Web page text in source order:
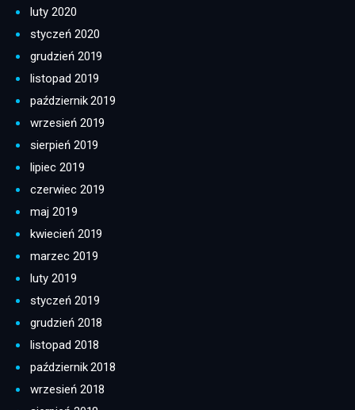
luty 2020
styczeń 2020
grudzień 2019
listopad 2019
październik 2019
wrzesień 2019
sierpień 2019
lipiec 2019
czerwiec 2019
maj 2019
kwiecień 2019
marzec 2019
luty 2019
styczeń 2019
grudzień 2018
listopad 2018
październik 2018
wrzesień 2018